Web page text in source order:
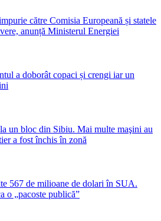
către Comisia Europeană și statele
anunță Ministerul Energiei
a doborât copaci și crengi iar un
un bloc din Sibiu. Mai multe maşini au
a fost închis în zonă
567 de milioane de dolari în SUA.
o „pacoste publică”